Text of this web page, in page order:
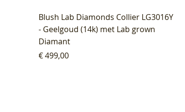
Blush Lab Diamonds Collier LG3016Y
- Geelgoud (14k) met Lab grown
Diamant
Prijs
€ 499,00